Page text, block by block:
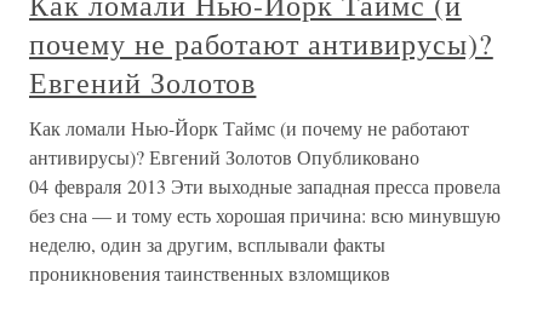
почему не работают антивирусы)?
Евгений Золотов
Как ломали Нью-Йорк Таймс (и почему не работают
антивирусы)? Евгений Золотов Опубликовано
04 февраля 2013 Эти выходные западная пресса провела
без сна — и тому есть хорошая причина: всю минувшую
неделю, один за другим, всплывали факты
проникновения таинственных взломщиков